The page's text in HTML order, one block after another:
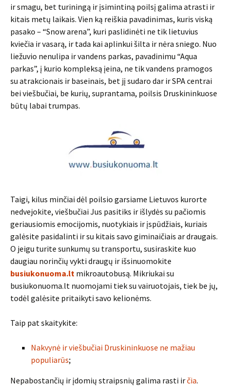
ir smagu, bet turiningą ir įsimintiną poilsį galima atrasti ir
kitais metų laikais. Vien ką reiškia pavadinimas, kuris viską
pasako – “Snow arena”, kuri paslidinėti ne tik lietuvius
kviečia ir vasarą, ir tada kai aplinkui šilta ir nėra sniego. Nuo
liežuvio nenulipa ir vandens parkas, pavadinimu “Aqua
parkas”, į kurio kompleksą įeina, ne tik vandens pramogos
su atrakcionais ir baseinais, bet jį sudaro dar ir SPA centrai
bei viešbučiai, be kurių, suprantama, poilsis Druskininkuose
būtų labai trumpas.
Taigi, kilus minčiai dėl poilsio garsiame Lietuvos kurorte
nedvejokite, viešbučiai Jus pasitiks ir išlydės su pačiomis
geriausiomis emocijomis, nuotykiais ir įspūdžiais, kuriais
galėsite pasidalinti ir su kitais savo giminaičiais ar draugais.
O jeigu turite sunkumų su transportu, susiraskite kuo
daugiau norinčių vykti draugų ir išsinuomokite
busiukonuoma.lt mikroautobusą. Mikriukai su
busiukonuoma.lt nuomojami tiek su vairuotojais, tiek be jų,
todėl galėsite pritaikyti savo kelionėms.
Taip pat skaitykite:
Nakvynė ir viešbučiai Druskininkuose ne mažiau
populiarūs;
Nepabostančių ir įdomių straipsnių galima rasti irčia.